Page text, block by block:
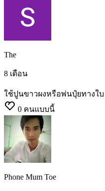
The
8 เดือน
ใช้ปูนขาวผงหรือพ่นปุ๋ยทางใบ
0 คนแบบนี้
Phone Mum Toe